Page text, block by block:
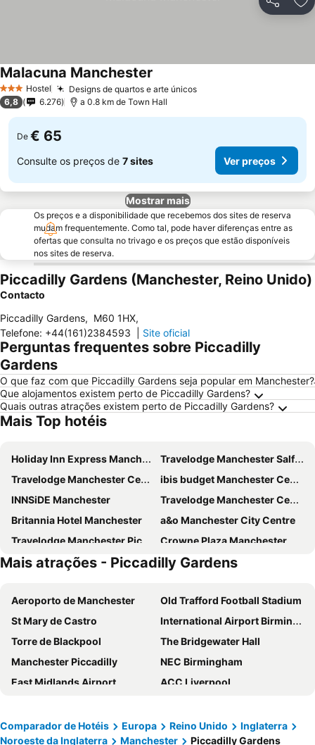
Partilhar
3 EstrelasHostel Designs de quartos e arte únicos
Malacuna Manchester
6,8 6.276 a 0.8 km de Town Hall
De € 65
Consulte os preços de 7 sites Ver preços
Mostrar mais
Os preços e a disponibilidade que recebemos dos sites de reserva
mudam frequentemente. Como tal, pode haver diferenças entre as
ofertas que consulta no trivago e os preços que estão disponíveis
nos sites de reserva.
Piccadilly Gardens (Manchester, Reino Unido)
Contacto
Piccadilly Gardens, M60 1HX,
Telefone: +44(161)2384593 Site oficial
Perguntas frequentes sobre Piccadilly
Gardens
O que faz com que Piccadilly Gardens seja popular em Manchester?
Que alojamentos existem perto de Piccadilly Gardens?
Quais outras atrações existem perto de Piccadilly Gardens?
Mais Top hotéis
Holiday Inn Express Manchester Airport by IHG
Travelodge Manchester Salford Quays
Travelodge Manchester Central Arena
ibis budget Manchester Centre Pollard Street
INNSiDE Manchester
Travelodge Manchester Central
Britannia Hotel Manchester
a&o Manchester City Centre
Travelodge Manchester Piccadilly
Crowne Plaza Manchester City Centre
Kimpton Clocktower Hotel By Ihg
Tribe Manchester Airport
Sachas Hotel Manchester
Travelodge Manchester Ancoats
Holiday Inn Express Manchester City Centre Arena by IHG
Hilton Garden Inn Manchester Emirates Old Trafford
Holiday Inn Express Manchester Cc - Oxford Road By Ihg
The Greyhound Hotel
YOTEL Manchester Deansgate
Travelodge Manchester Upper Brook Street
Hampton by Hilton Manchester City, Northern Quarter
Holiday Inn Manchester - City Centre By Ihg
Crowne Plaza Manchester Airport by IHG
Premier Inn Manchester Airport Runger Lane South
Mais atrações - Piccadilly Gardens
Aeroporto de Manchester
Old Trafford Football Stadium
St Mary de Castro
International Airport Birmingham
Torre de Blackpool
The Bridgewater Hall
Manchester Piccadilly
NEC Birmingham
East Midlands Airport
ACC Liverpool
Aeroporto da Ilha de Man
Airport Liverpool John Lennon
Comparador de Hotéis Europa Reino Unido
Inglaterra
Noroeste da Inglaterra
Manchester Piccadilly Gardens